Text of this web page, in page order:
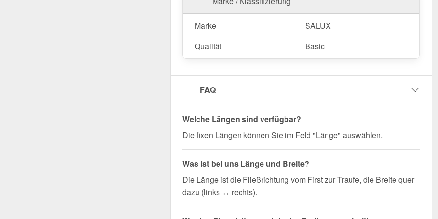
Marke
SALUX
Qualität
Basic
FAQ
Welche Längen sind verfügbar?
Die fixen Längen können Sie im Feld "Länge" auswählen.
Was ist bei uns Länge und Breite?
Die Länge ist die Fließrichtung vom First zur Traufe, die Breite quer
dazu (links ↔ rechts).